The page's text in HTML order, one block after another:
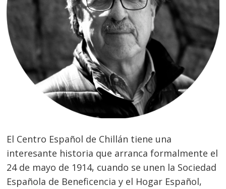
El Centro Español de Chillán tiene una
interesante historia que arranca formalmente el
24 de mayo de 1914, cuando se unen la Sociedad
Española de Beneficencia y el Hogar Español,